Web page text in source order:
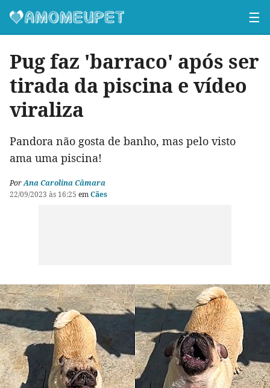
☰
Pug faz 'barraco' após ser
tirada da piscina e vídeo
viraliza
Pandora não gosta de banho, mas pelo visto
ama uma piscina!
PorAna Carolina Câmara
22/09/2023 às 16:25 emCães